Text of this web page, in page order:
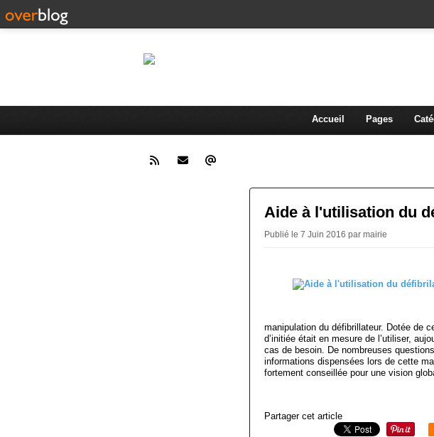
Accueil Pages
Aide à l'utilisation du
Publié le 7 Juin 2016 par mairie
manipulation du défibrillateur. Dotée de
d’initiée était en mesure de l’utiliser,
cas de besoin. De nombreuses
informations dispensées lors de cette
fortement conseillée pour une vision
Partager cet article